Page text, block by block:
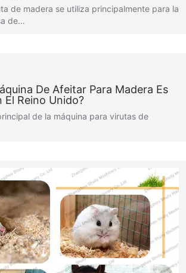
de madera se utiliza principalmente para la
de…
De Afeitar Para Madera Es
El Reino Unido?
de la máquina para virutas de